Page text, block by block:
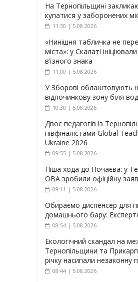
На Тернопільщині
купатися у заборонених
11:30 | 5.08.2026
«Нинішня табличка не
міста»: у Скалаті
в’їзного знака
11:00 | 5.08.2026
У Зборові облаштовують
відпочинкову зону біля
10:30 | 5.08.2026
Двоє педагогів із
півфіналістами Global
Ukraine 2026
09:55 | 5.08.2026
Піша хода до Почаєва: у
ОВА зробили офіційну
09:11 | 5.08.2026
Обираємо диспенсер для
домашнього бару:
08:54 | 5.08.2026
Екологічний скандал на
Тернопільщини та
річку насипали незаконну
08:44 | 5.08.2026